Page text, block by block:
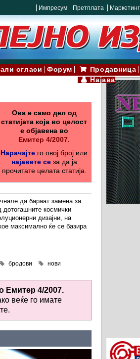
Импресум Претплата Маркетинг
огласи Форум Продавница
Најава
Ова е само дел од
статијата која во целост
е објавена во
Емитер 4/2007.
Нарачајте го овој број или
најавете сеза да ја
прочитате целата статија.
да бараат замена за
дотогашните космички
дизајни, на
максимално ќе се базира
бродови нови
Емитер 4/2007.
веќе го имате
.